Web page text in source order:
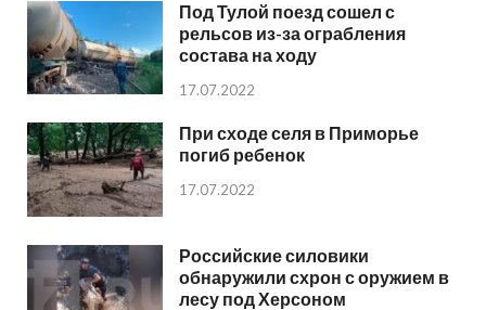
Под Тулой поезд сошел с
рельсов из-за ограбления
состава на ходу
17.07.2022
При сходе селя в Приморье
погиб ребенок
17.07.2022
Российские силовики
обнаружили схрон с оружием в
лесу под Херсоном